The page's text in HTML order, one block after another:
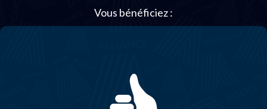
Vous bénéficiez :